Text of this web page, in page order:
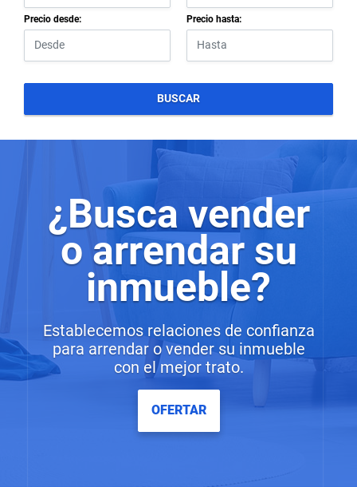
Precio desde: Precio hasta:
BUSCAR
¿Busca vender
o arrendar su
inmueble?
Establecemos relaciones de confianza
para arrendar o vender su inmueble
con el mejor trato.
OFERTAR